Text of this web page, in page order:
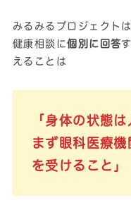
みるみるプロジェクト
健康相談に個別に回答
えることは
「身体の状態
まず眼科医療
を受けること」